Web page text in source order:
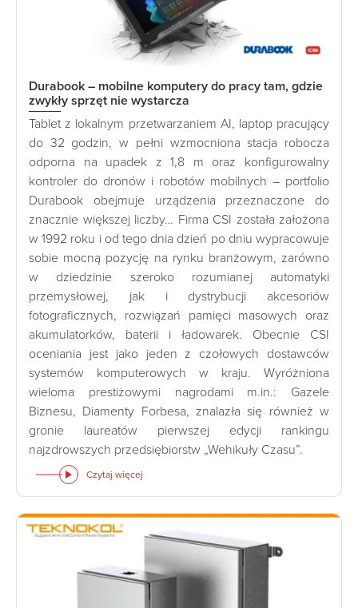
Durabook – mobilne komputery do pracy tam, gdzie
zwykły sprzęt nie wystarcza
Tablet z lokalnym przetwarzaniem AI, laptop pracujący
do 32 godzin, w pełni wzmocniona stacja robocza
odporna na upadek z 1,8 m oraz konfigurowalny
kontroler do dronów i robotów mobilnych – portfolio
Durabook obejmuje urządzenia przeznaczone do
znacznie większej liczby… Firma CSI została założona
w 1992 roku i od tego dnia dzień po dniu wypracowuje
sobie mocną pozycję na rynku branżowym, zarówno
w dziedzinie szeroko rozumianej automatyki
przemysłowej, jak i dystrybucji akcesoriów
fotograficznych, rozwiązań pamięci masowych oraz
akumulatorków, baterii i ładowarek. Obecnie CSI
oceniania jest jako jeden z czołowych dostawców
systemów komputerowych w kraju. Wyróżniona
wieloma prestiżowymi nagrodami m.in.: Gazele
Biznesu, Diamenty Forbesa, znalazła się również w
gronie laureatów pierwszej edycji rankingu
najzdrowszych przedsiębiorstw „Wehikuły Czasu”.
Czytaj więcej